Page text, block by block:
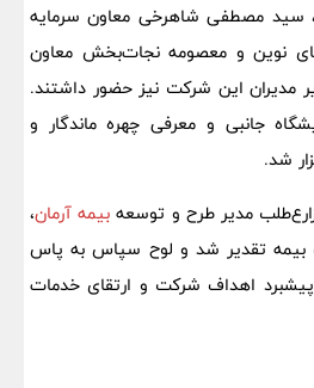
سید مصطفی شاهرخی معاون سرمایه
نوین و معصومه نجات‌بخش معاون
مدیران این شرکت نیز حضور داشتند.
جانبی و معرفی چهره ماندگار و
شد.
مدیر طرح و توسعه بیمه آرمان،
بیمه تقدیر شد و لوح سپاس به پاس
اهداف شرکت و ارتقای خدمات